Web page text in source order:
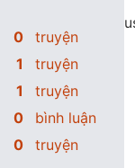
0
truyện
1
truyện
1
truyện
0
bình luận
0 truyện